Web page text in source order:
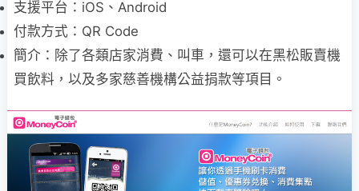
支援平台：iOS、Android
付款方式：QR Code
簡介：除了各類店家消費、叫車，還可以在黑松販賣機
買飲料，以及多家慈善機構公益捐款等項目。